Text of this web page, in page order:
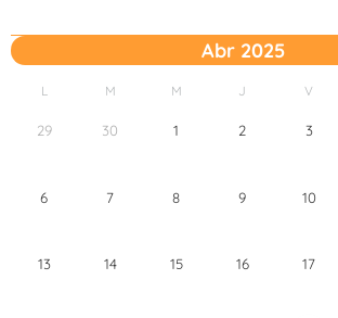
Abr 2025
L M M J V
29 30 1 2 3
6 7 8 9 10
13 14 15 16 17